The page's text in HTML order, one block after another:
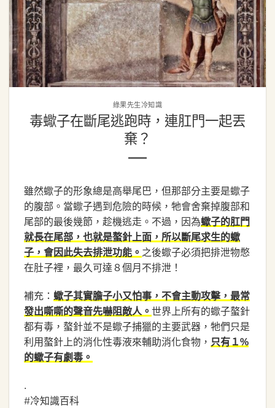
綠果先生冷知識
毒蠍子在斷尾逃跑時，連肛門一起丟
棄？
雖然蠍子的形象總是高舉尾巴，但那部分主要是蠍子
的腹部。當蠍子遇到危險的時候，牠會舍棄掉腹部和
尾部的最後幾節，趁機逃走。不過，因為蠍子的肛門
就長在尾部，也就是螯針上面，所以斷尾求生的蠍
子，會因此失去排泄功能。 之後蠍子必須把排泄物憋
在肚子裡，最久可達８個月不排泄！
補充： 蠍子其實膽子小又怕事，不會主動攻擊，最常
發出嘶嘶的聲音先嚇阻敵人。 世界上所有的蠍子螯針
都有毒，螯針並不是蠍子捕獵的主要武器，牠們只是
利用螯針上的消化性毒液來輔助消化食物， 只有１%
的蠍子有劇毒。
.
#冷知識百科